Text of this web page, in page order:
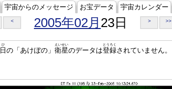
宇宙からのメッセージ お宝データ 宇宙カレンダー
< 2005年02月 23日 > >>
日
ひ
の「あけぼの」 衛星
えいせい
のデータは登録
とうろく
されていません。